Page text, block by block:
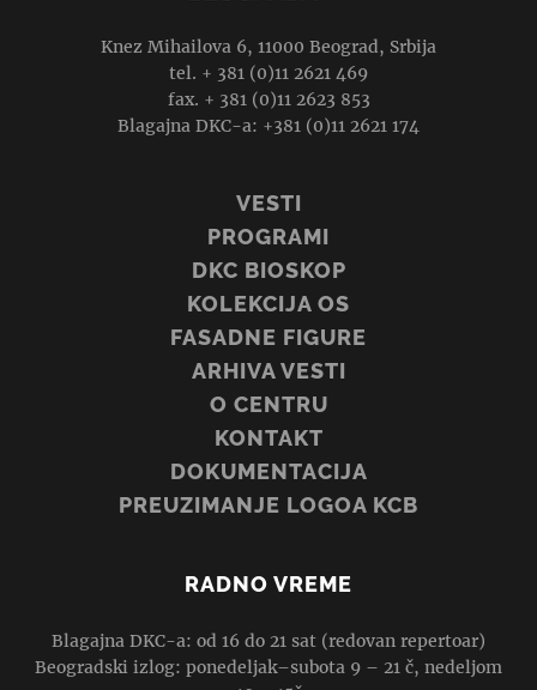
Knez Mihailova 6, 11000 Beograd, Srbija
tel. + 381 (0)11 2621 469
fax. + 381 (0)11 2623 853
Blagajna DKC-a: +381 (0)11 2621 174
VESTI
PROGRAMI
DKC BIOSKOP
KOLEKCIJA OS
FASADNE FIGURE
ARHIVA VESTI
O CENTRU
KONTAKT
DOKUMENTACIJA
PREUZIMANJE LOGOA KCB
RADNO VREME
Blagajna DKC-a: od 16 do 21 sat (redovan repertoar)
Beogradski izlog: ponedeljak–subota 9 – 21 č, nedeljom